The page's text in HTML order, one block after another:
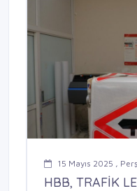
15 Mayıs 2025 ,
HBB, TRAFİK